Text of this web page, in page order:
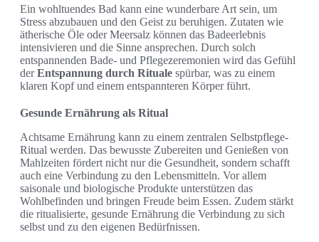
Ein wohltuendes Bad kann eine wunderbare Art sein, um
Stress abzubauen und den Geist zu beruhigen. Zutaten wie
ätherische Öle oder Meersalz können das Badeerlebnis
intensivieren und die Sinne ansprechen. Durch solch
entspannenden Bade- und Pflegezeremonien wird das Gefühl
derEntspannung durch Rituale spürbar, was zu einem
klaren Kopf und einem entspannteren Körper führt.
Gesunde Ernährung als Ritual
Achtsame Ernährung kann zu einem zentralen Selbstpflege-
Ritual werden. Das bewusste Zubereiten und Genießen von
Mahlzeiten fördert nicht nur die Gesundheit, sondern schafft
auch eine Verbindung zu den Lebensmitteln. Vor allem
saisonale und biologische Produkte unterstützen das
Wohlbefinden und bringen Freude beim Essen. Zudem stärkt
die ritualisierte, gesunde Ernährung die Verbindung zu sich
selbst und zu den eigenen Bedürfnissen.